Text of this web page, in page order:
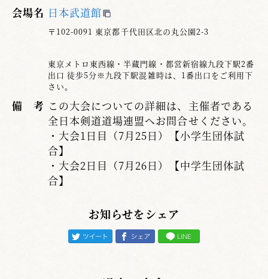
会場名 日本武道館
〒102-0091 東京都千代田区北の丸公園2-3
東京メトロ東西線・半蔵門線・都営新宿線九段下駅2番
出口 徒歩5分※九段下駅混雑時は、1番出口をご利用下
さい。
備 考 この大会についての詳細は、主催者である
全日本剣道道場連盟へお問合せください。
・大会1日目（7月25日）【小学生団体試
合】
・大会2日目（7月26日）【中学生団体試
合】
お知らせをシェア